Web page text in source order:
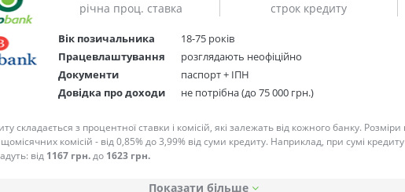
річна проц. ставка строк кредиту
Вік позичальника
18-75 років
Працевлаштування
розглядають неофіційно
Документи
паспорт + ІПН
Довідка про доходи
не потрібна (до 75 000 грн.)
складається з процентної ставки і комісій, які залежать від кожного банку.
комісій - від 0,85% до 3,99% від суми кредиту. Наприклад, при сумі
від 1167 грн.до 1623 грн.
Показати